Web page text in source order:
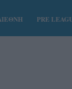
PRE